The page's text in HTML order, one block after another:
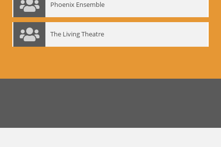
Phoenix Ensemble
The Living Theatre